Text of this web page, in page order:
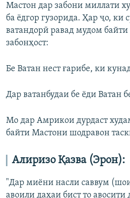
Мастон дар забони миллати
ба ёдгор гузорида. Ҳар ҷо, ки
ватандорӣ равад мудом
забонҳост:
Бе Ватан нест ғарибе, ки
Дар ватанбудаи бе ёди Ватан
Мо дар Амрикои дурдаст
байти Мастони шодравон
Алиризо Қазва (Эрон):
"Дар миёни насли саввум
авоили даҳаи бист то авосити